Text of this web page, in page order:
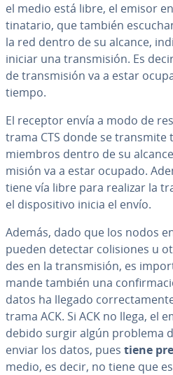
el medio está libre, el emisor
ti­na­ta­rio, que también
la red dentro de su alcance,
iniciar una tra­n­s­mi­sión. Es
de tra­n­s­mi­sión va a estar
tiempo.
El receptor envía a modo de
trama CTS donde se transmite
miembros dentro de su
mi­sión va a estar ocupado.
tiene vía libre para realizar la
el di­s­po­si­ti­vo inicia el envío.
Además, dado que los nodos
pueden detectar co­li­sio­nes u
des en la tra­n­s­mi­sión, es
mande también una
datos ha llegado
trama ACK. Si ACK no llega, el
debido surgir algún problema
enviar los datos, pues tiene
medio, es decir, no tiene que